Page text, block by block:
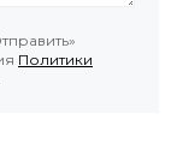
Политики